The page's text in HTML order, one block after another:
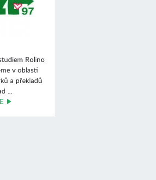
Rolino
v oblasti
a překladů
...